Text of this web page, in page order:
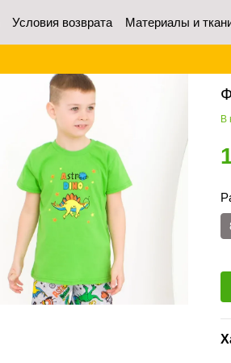
Условия возврата
Материалы и
В